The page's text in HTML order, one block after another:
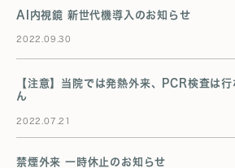
AI内視鏡 新世代機導入のお知らせ
2022.09.30
【注意】当院では発熱外来、PCR検査は
ん
2022.07.21
禁煙外来 一時休止のお知らせ